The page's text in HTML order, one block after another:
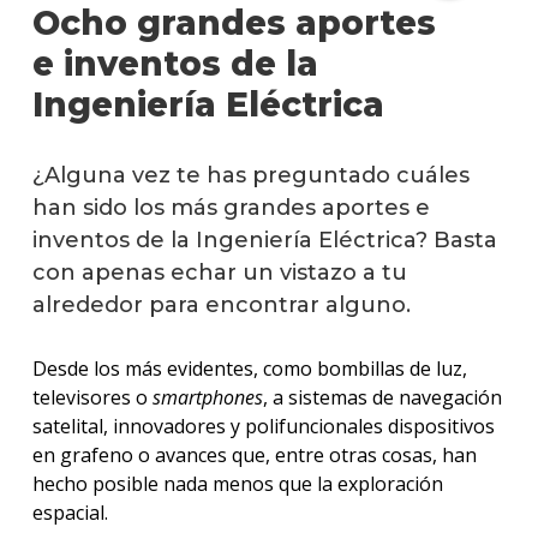
Ocho grandes aportes
e inventos de la
Ingeniería Eléctrica
¿Alguna vez te has preguntado cuáles
han sido los más grandes aportes e
inventos de la Ingeniería Eléctrica? Basta
con apenas echar un vistazo a tu
alrededor para encontrar alguno.
Desde los más evidentes, como bombillas de luz,
televisores o smartphones, a sistemas de navegación
satelital, innovadores y polifuncionales dispositivos
en grafeno o avances que, entre otras cosas, han
hecho posible nada menos que la exploración
espacial.